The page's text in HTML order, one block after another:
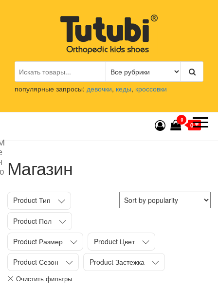
Tutubi.kz
Детская и подростковая
ортопедическая обувь
популярные запросы: девочки, кеды, кроссовки
0
0 ₸
Магазин
Product Тип
Product Пол
Product Размер Product Цвет
Product Сезон Product Застежка